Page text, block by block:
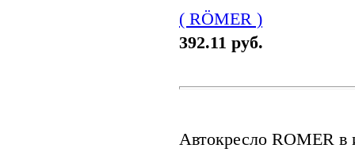
( RÖMER )
392.11 руб.
Автокресло ROMER